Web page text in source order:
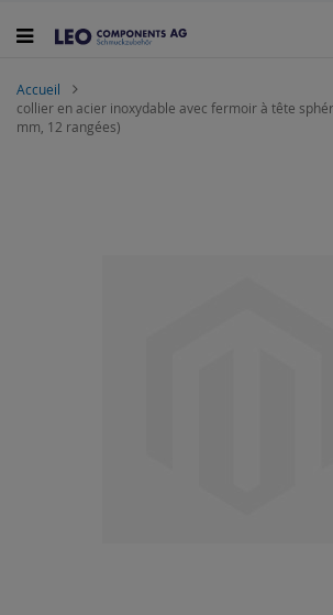
au
Accueil
collier en acier inoxydable avec fermoir à tête
mm, 12 rangées)